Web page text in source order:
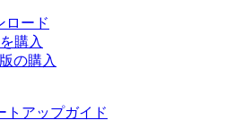
ロード
購入
の購入